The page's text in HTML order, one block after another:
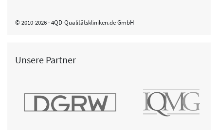
© 2010-2026 · 4QD-Qualitätskliniken.de GmbH
Unsere Partner